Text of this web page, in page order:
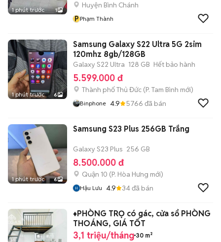
1 phút trước 1
Huyện Bình Chánh
P Phạm Thành
1 phút trước 6
Samsung Galaxy S22 Ultra 5G 2sim
120mhz 8gb/128GB
Galaxy S22 Ultra 128 GB Hết bảo hành
5.599.000 đ
Thành phố Thủ Đức (P. Tam Bình mới)
Binphone 4.9 5766 đã bán
1 phút trước 6
Samsung S23 Plus 256GB Trắng
Galaxy S23 Plus 256 GB
8.500.000 đ
Quận 10 (P. Hòa Hưng mới)
Hậu Lưu 4.9 34đã bán
♦️PHÒNG TRỌ có gác, cửa sổ PHÒNG
THOÁNG, GIÁ TỐT
3,1 triệu/tháng 30 m²